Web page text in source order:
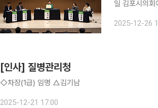
일 김포시의회
2025-12-26
[인사] 질병관리청
◇차장(1급) 임명 △김기남
2025-12-21 17:00